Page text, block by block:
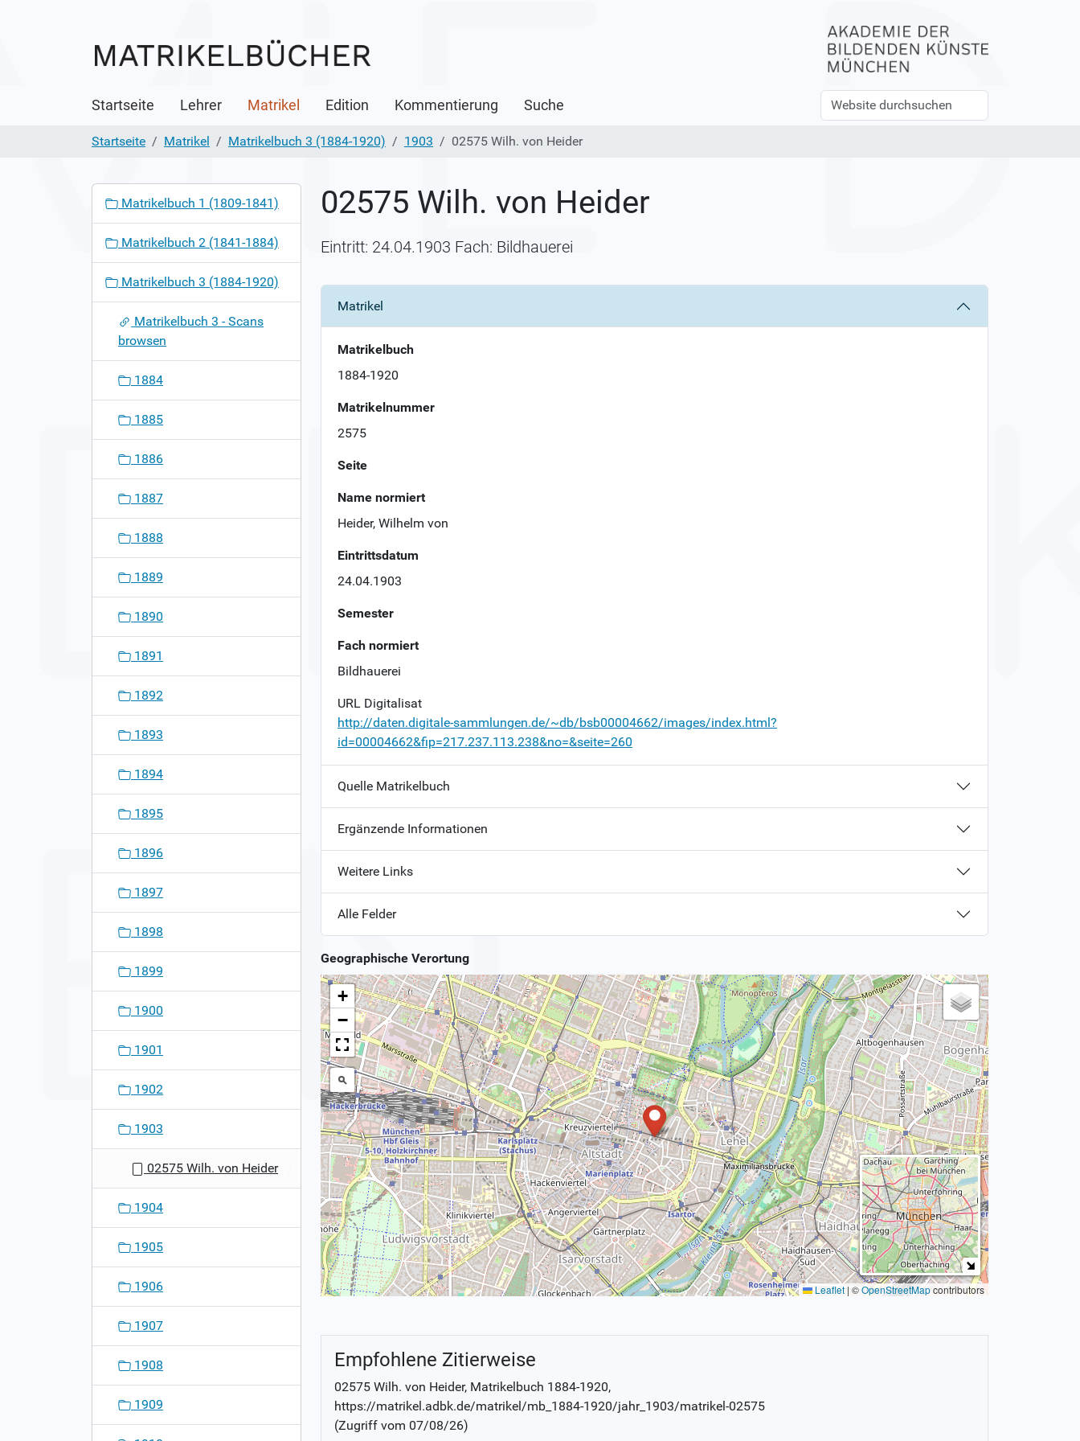
Startseite Lehrer Matrikel Edition Kommentierung Suche
Website
durchsuchen
Erweiterte
Suche…
Startseite
Matrikel Matrikelbuch 3 (1884-1920) 1903 02575 Wilh. von Heider
02575 Wilh. von Heider
Eintritt: 24.04.1903 Fach: Bildhauerei
Matrikel
Matrikelbuch
1884-1920
Matrikelnummer
2575
Seite
Name normiert
Heider, Wilhelm von
Eintrittsdatum
24.04.1903
Semester
Fach normiert
Bildhauerei
URL Digitalisat
http://daten.digitale-sammlungen.de/~db/bsb00004662/images/index.html?
id=00004662&fip=217.237.113.238&no=&seite=260
Quelle Matrikelbuch
Ergänzende Informationen
Weitere Links
Alle Felder
Geographische Verortung
+
−
Leaflet | ©OpenStreetMapcontributors
Empfohlene Zitierweise
02575 Wilh. von Heider, Matrikelbuch 1884-1920,
https://matrikel.adbk.de/matrikel/mb_1884-1920/jahr_1903/matrikel-02575
(Zugriff vom 07/08/26)
n
Matrikelbuch 1 (1809-1841)
Matrikelbuch 2 (1841-1884)
Matrikelbuch 3 (1884-1920)
Matrikelbuch 3 - Scans
browsen
1884
1885
1886
1887
1888
1889
1890
1891
1892
1893
1894
1895
1896
1897
1898
1899
1900
1901
1902
1903
02575 Wilh. von Heider
1904
1905
1906
1907
1908
1909